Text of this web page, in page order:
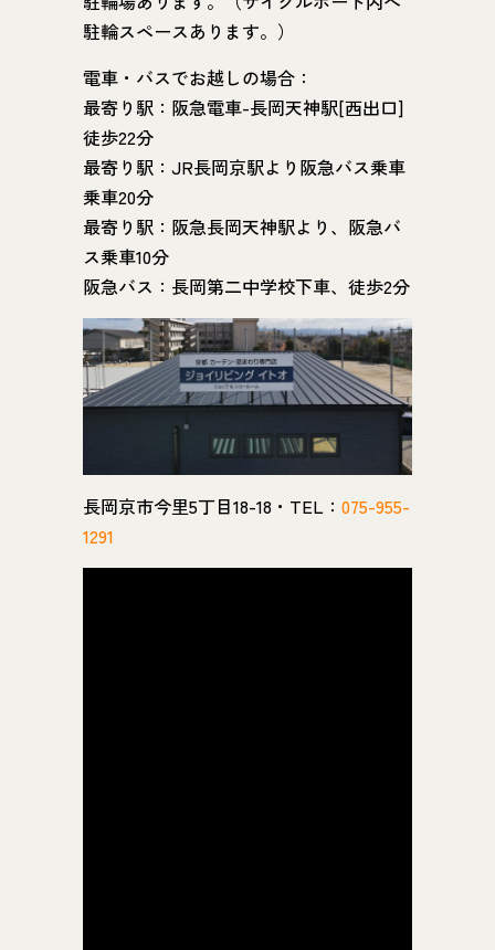
駐輪スペースあります。）
電車・バスでお越しの場合：
最寄り駅：阪急電車-長岡天神駅[西出口]
徒歩22分
最寄り駅：JR長岡京駅より阪急バス乗車
乗車20分
最寄り駅：阪急長岡天神駅より、阪急バ
ス乗車10分
阪急バス：長岡第二中学校下車、徒歩2分
長岡京市今里5丁目18-18・TEL： 075-955-
1291